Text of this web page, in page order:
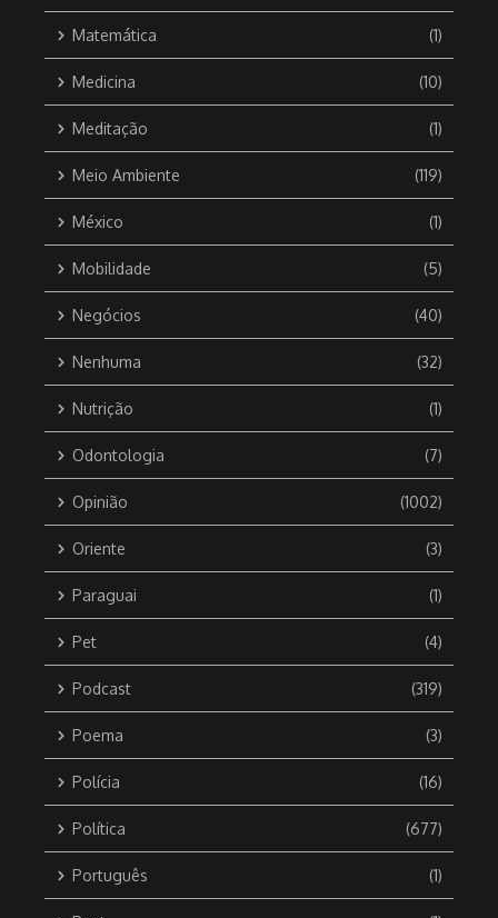
Matemática (1)
Medicina (10)
Meditação (1)
Meio Ambiente (119)
México (1)
Mobilidade (5)
Negócios (40)
Nenhuma (32)
Nutrição (1)
Odontologia (7)
Opinião (1002)
Oriente (3)
Paraguai (1)
Pet (4)
Podcast (319)
Poema (3)
Polícia (16)
Política (677)
Português (1)